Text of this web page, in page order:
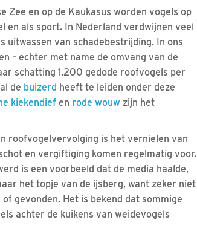
Zee en op de Kaukasus worden vogels op
en als sport. In Nederland verdwijnen veel
uitwassen van schadebestrijding. In ons
– echter met name de omvang van de
schatting 1.200 gedode roofvogels per
de buizerd heeft te leiden onder deze
kiekendief en rode wouw zijn het
roofvogelvervolging is het vernielen van
en vergiftiging komen regelmatig voor.
is een voorbeeld dat de media haalde,
het topje van de ijsberg, want zeker niet
gevonden. Het is bekend dat sommige
achter de kuikens van weidevogels